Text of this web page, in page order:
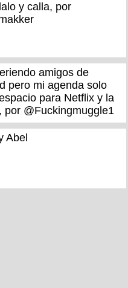
y calla, por
amigos de
pero mi agenda solo
para Netflix y la
por @Fuckingmuggle1
Abel